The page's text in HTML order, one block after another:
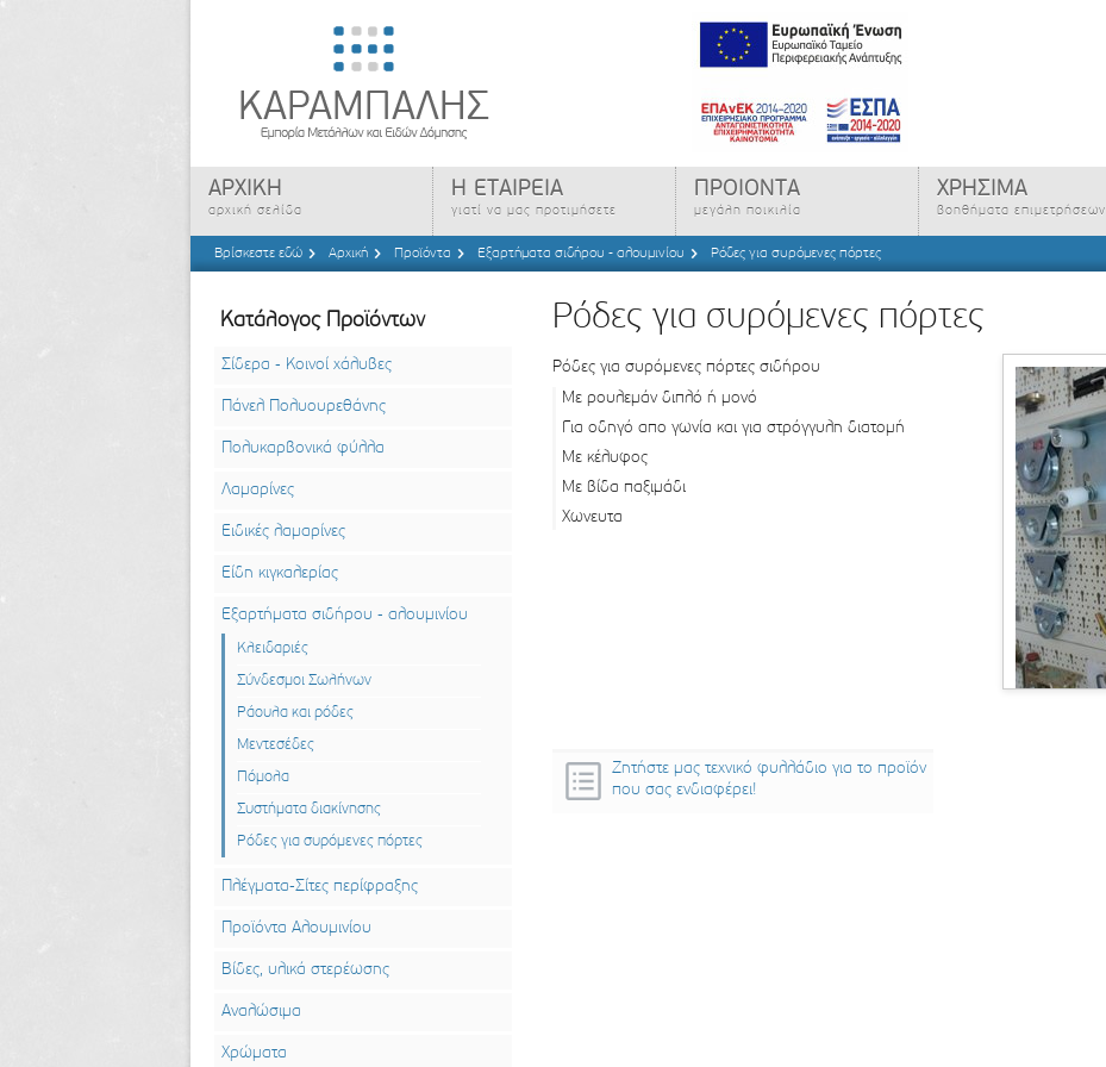
ΑΡΧΙΚΗ
αρχική σελίδα
Η ΕΤΑΙΡΕΙΑ
γιατί να μας προτιμήσετε
ΠΡΟΙΟΝΤΑ
μεγάλη ποικιλία
ΧΡΗΣΙΜΑ
βοηθήματα επιμετρήσεων
Βρίσκεστε εδώ Αρχική Προϊόντα Εξαρτήματα σιδήρου - αλουμινίου Ρόδες για συρόμενες πόρτες
Κατάλογος Προϊόντων
Σίδερα - Κοινοί χάλυβες
Πάνελ Πολυουρεθάνης
Πολυκαρβονικά φύλλα
Λαμαρίνες
Ειδικές λαμαρίνες
Είδη κιγκαλερίας
Εξαρτήματα σιδήρου - αλουμινίου
Κλειδαριές
Σύνδεσμοι Σωλήνων
Ράουλα και ρόδες
Μεντεσέδες
Πόμολα
Συστήματα διακίνησης
Ρόδες για συρόμενες πόρτες
Πλέγματα-Σίτες περίφραξης
Προϊόντα Αλουμινίου
Βίδες, υλικά στερέωσης
Αναλώσιμα
Χρώματα
Ρόδες για συρόμενες πόρτες
Ρόδες για συρόμενες πόρτες σιδήρου
Με ρουλεμάν διπλό ή μονό
Για οδηγό απο γωνία και για στρόγγυλη διατομή
Με κέλυφος
Με βίδα παξιμάδι
Χωνευτα
Ζητήστε μας τεχνικό φυλλάδιο για το προϊόν
που σας ενδιαφέρει!